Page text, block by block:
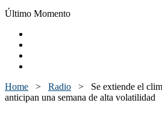
Último Momento
Home > Radio > Se extiende el
anticipan una semana de alta volatilidad